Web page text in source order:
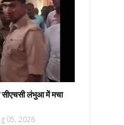
लंभुआ में मचा
05, 2026